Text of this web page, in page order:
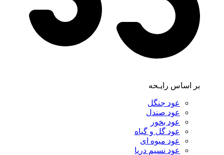
بر اساس رایـحه
عود جنگل
عود صندل
عود بخور
عود گل و گیاه
عود میوه ای
عود نسیم دریا